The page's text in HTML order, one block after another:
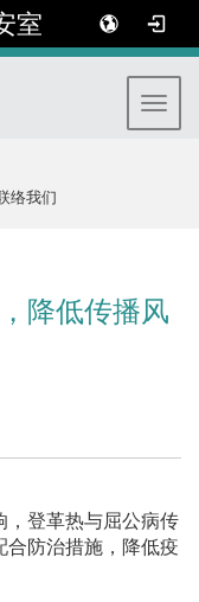
室
络我们
降低传播风
，登革热与屈公病传
合防治措施，降低疫